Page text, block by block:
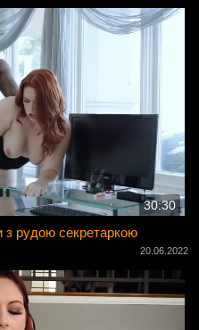
30:30
з рудою секретаркою
20.06.2022